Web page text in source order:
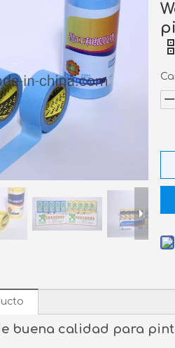
buena calidad para